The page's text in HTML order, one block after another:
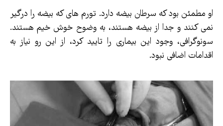
او مطمئن بود که سرطان بیضه دارد. تورم های که بیضه را درگیر
نمی کنند و جدا از بیضه هستند، به وضوح خوش خیم هستند.
سونوگرافی، وجود این بیماری را تایید کرد، از این رو نیاز به
اقدامات اضافی نبود.